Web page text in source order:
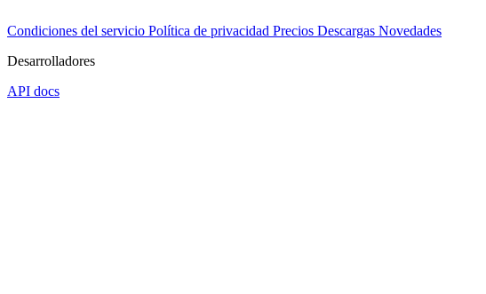
Condiciones del servicio Política de privacidad Precios Descargas Novedades
Desarrolladores
API docs